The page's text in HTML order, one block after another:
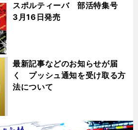
スポルティーバ 部活特集号
3月16日発売
最新記事などのお知らせが届
く プッシュ通知を受け取る方
法について